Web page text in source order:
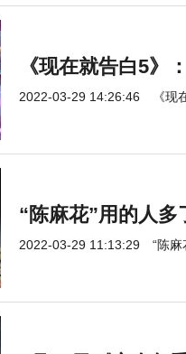
《现在就告白5》
2022-03-29 14:26:46 《
“陈麻花”用的人多
2022-03-29 11:13:29 “陈